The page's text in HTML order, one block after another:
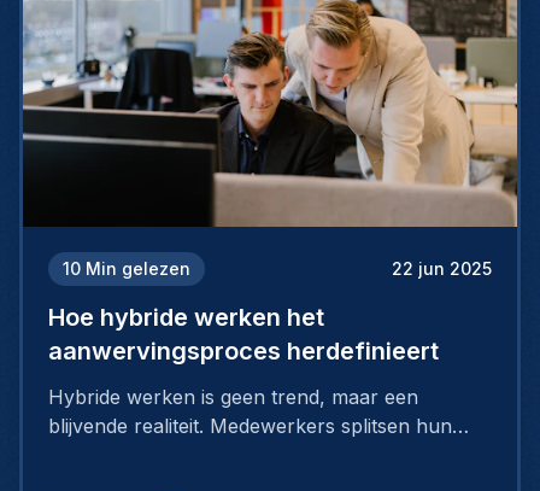
10 Min gelezen 22 jun 2025
Hoe hybride werken het
aanwervingsproces herdefinieert
Hybride werken is geen trend, maar een
blijvende realiteit. Medewerkers splitsen hun